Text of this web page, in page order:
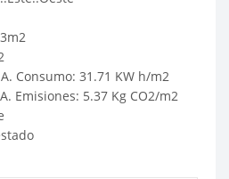
Consumo: 31.71 KW h/m2
Emisiones: 5.37 Kg CO2/m2